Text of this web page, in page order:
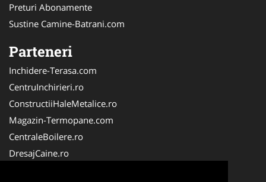
Preturi Abonamente
Sustine Camine-Batrani.com
Parteneri
Inchidere-Terasa.com
CentruInchirieri.ro
ConstructiiHaleMetalice.ro
Magazin-Termopane.com
CentraleBoilere.ro
DresajCaine.ro